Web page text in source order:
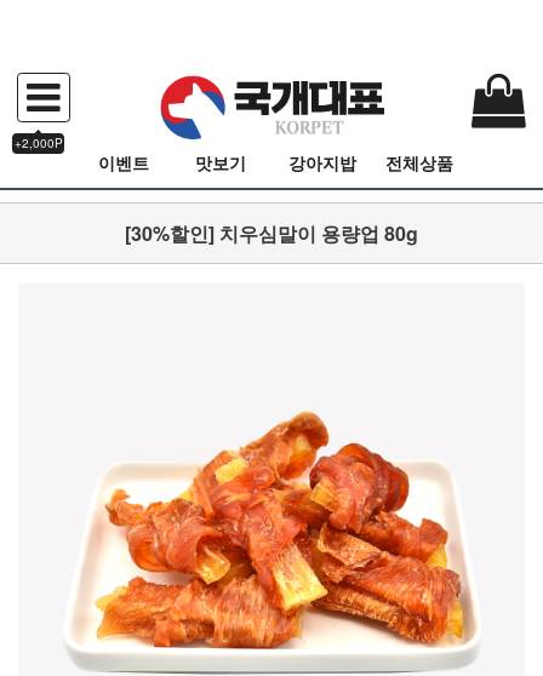
+2,000P
이벤트 맛보기 강아지밥 전체상품
[30%할인] 치우심말이 용량업 80g